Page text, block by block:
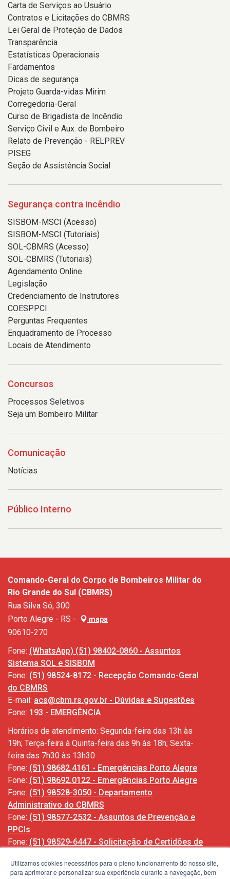
Carta de Serviços ao Usuário
Contratos e Licitações do CBMRS
Lei Geral de Proteção de Dados
Transparência
Estatísticas Operacionais
Fardamentos
Dicas de segurança
Projeto Guarda-vidas Mirim
Corregedoria-Geral
Curso de Brigadista de Incêndio
Serviço Civil e Aux. de Bombeiro
Relato de Prevenção - RELPREV
PISEG
Seção de Assistência Social
Segurança contra incêndio
SISBOM-MSCI (Acesso)
SISBOM-MSCI (Tutoriais)
SOL-CBMRS (Acesso)
SOL-CBMRS (Tutoriais)
Agendamento Online
Legislação
Credenciamento de Instrutores
COESPPCI
Perguntas Frequentes
Enquadramento de Processo
Locais de Atendimento
Concursos
Processos Seletivos
Seja um Bombeiro Militar
Comunicação
Notícias
Público Interno
Comando-Geral do Corpo de Bombeiros Militar do
Rio Grande do Sul (CBMRS)
Rua Silva Só, 300
Porto Alegre - RS -
mapa
90610-270
Fone: (WhatsApp) (51) 98402-0860 - Assuntos
Sistema SOL e SISBOM
Fone: (51) 98524-8172 - Recepção Comando-Geral
do CBMRS
E-mail: acs@cbm.rs.gov.br - Dúvidas e Sugestões
Fone: 193 - EMERGÊNCIA
Horários de atendimento: Segunda-feira das 13h às
19h; Terça-feira à Quinta-feira das 9h às 18h; Sexta-
feira das 7h30 às 13h30
Fone: (51) 98682.4161 - Emergências Porto Alegre
Fone: (51) 98692.0122 - Emergências Porto Alegre
Fone: (51) 98528-3050 - Departamento
Administrativo do CBMRS
Fone: (51) 98577-2532 - Assuntos de Prevenção e
PPCIs
Fone: (51) 98529-6447 - Solicitação de Certidões de
Utilizamos cookies necessários para o pleno funcionamento do nosso site,
para aprimorar e personalizar sua experiência durante a navegação, bem